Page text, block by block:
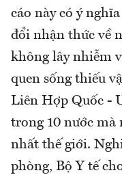
cáo này có ý
đổi nhận thức về
không lây nhiễm
quen sống thiếu
Liên Hợp Quốc -
trong 10 nước mà
nhất thế giới.
phòng, Bộ Y tế